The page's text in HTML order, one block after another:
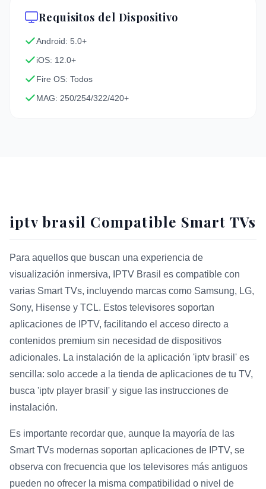
Requisitos del Dispositivo
Android: 5.0+
iOS: 12.0+
Fire OS: Todos
MAG: 250/254/322/420+
iptv brasil Compatible Smart TVs
Para aquellos que buscan una experiencia de
visualización inmersiva, IPTV Brasil es compatible con
varias Smart TVs, incluyendo marcas como Samsung, LG,
Sony, Hisense y TCL. Estos televisores soportan
aplicaciones de IPTV, facilitando el acceso directo a
contenidos premium sin necesidad de dispositivos
adicionales. La instalación de la aplicación 'iptv brasil' es
sencilla: solo accede a la tienda de aplicaciones de tu TV,
busca 'iptv player brasil' y sigue las instrucciones de
instalación.
Es importante recordar que, aunque la mayoría de las
Smart TVs modernas soportan aplicaciones de IPTV, se
observa con frecuencia que los televisores más antiguos
pueden no ofrecer la misma compatibilidad o nivel de